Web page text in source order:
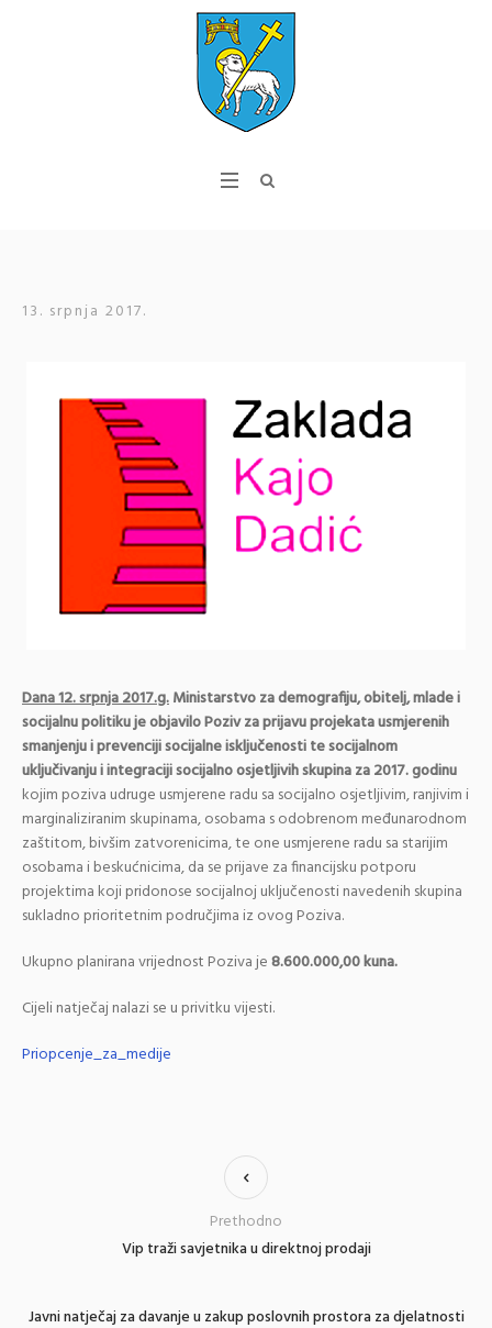
13. srpnja 2017.
Dana 12. srpnja 2017.g.Ministarstvo za demografiju, obitelj, mlade i
socijalnu politiku je objavilo Poziv za prijavu projekata usmjerenih
smanjenju i prevenciji socijalne isključenosti te socijalnom
uključivanju i integraciji socijalno osjetljivih skupina za 2017. godinu
kojim poziva udruge usmjerene radu sa socijalno osjetljivim, ranjivim i
marginaliziranim skupinama, osobama s odobrenom međunarodnom
zaštitom, bivšim zatvorenicima, te one usmjerene radu sa starijim
osobama i beskućnicima, da se prijave za financijsku potporu
projektima koji pridonose socijalnoj uključenosti navedenih skupina
sukladno prioritetnim područjima iz ovog Poziva.
Ukupno planirana vrijednost Poziva je8.600.000,00 kuna.
Cijeli natječaj nalazi se u privitku vijesti.
Priopcenje_za_medije
Vip traži savjetnika u direktnoj prodaji
Prethodno
Javni natječaj za davanje u zakup poslovnih prostora za djelatnosti